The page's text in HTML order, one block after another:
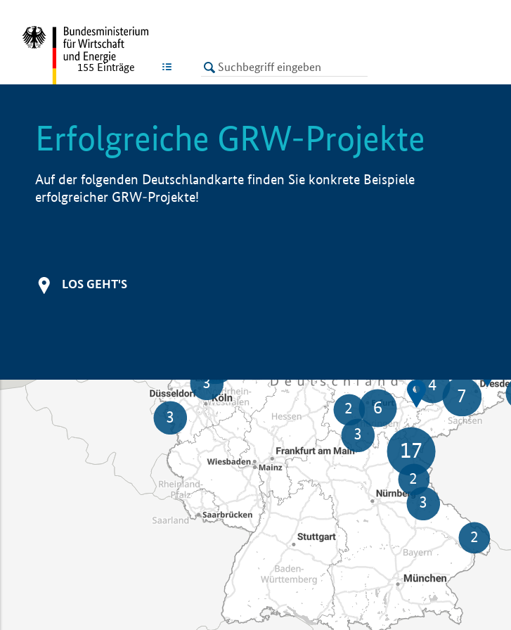
LISTE
155 Einträge
Erfolgreiche GRW-Projekte
Auf der folgenden Deutschlandkarte finden Sie konkrete Beispiele
erfolgreicher GRW-Projekte!
LOS GEHT'S